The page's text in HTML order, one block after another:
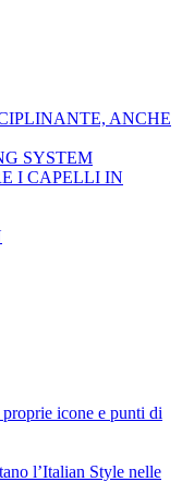
ANCHE
SYSTEM
I CAPELLI IN
icone e punti di
l’Italian Style nelle